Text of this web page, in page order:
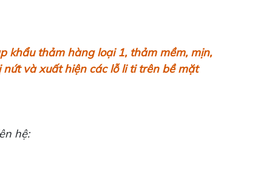
khẩu thảm hàng loại 1, thảm mềm, mịn,
và xuất hiện các lỗ li ti trên bề mặt
hệ: